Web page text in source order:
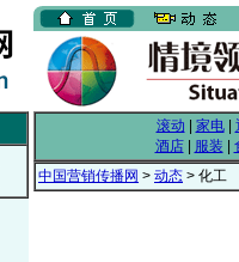
滚动 家电|
酒店| 服装
中国营销传播网 > 动态 > 化工